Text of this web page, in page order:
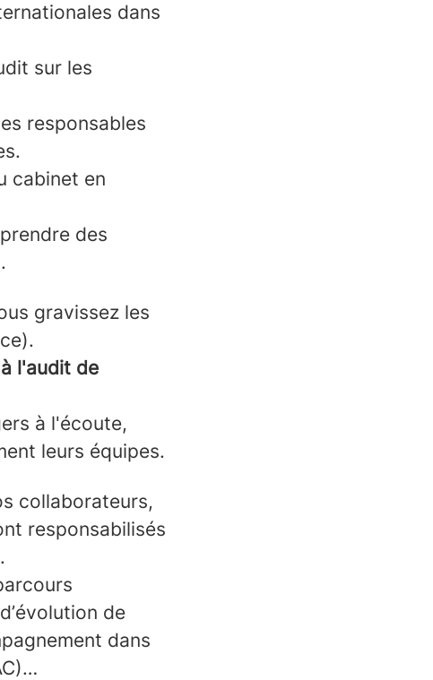
dans
sur les
responsables
cabinet en
des
gravissez les
l'audit de
à l'écoute,
leurs équipes.
collaborateurs,
responsabilisés
de
dans